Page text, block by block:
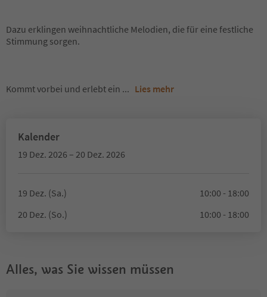
Dazu erklingen weihnachtliche Melodien, die für eine festliche
Stimmung sorgen.
Kommt vorbei und erlebt ein ... Lies mehr
Kalender
19 Dez. 2026 – 20 Dez. 2026
19 Dez. (Sa.)
10:00 - 18:00
20 Dez. (So.)
10:00 - 18:00
Alles, was Sie wissen müssen